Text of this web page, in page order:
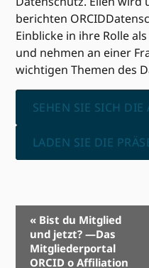
berichten
Einblicke in ihre Rolle
und nehmen an einer
wichtigen Themen des
SEHEN SIE SICH
LADEN SIE DIE
Event-
Navigation
« Bist du Mitglied
und jetzt? —Das
Mitgliederportal
ORCID o Affiliation